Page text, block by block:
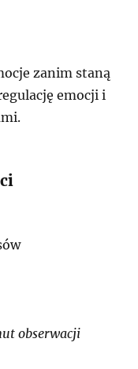
zanim staną
emocji i
obserwacji